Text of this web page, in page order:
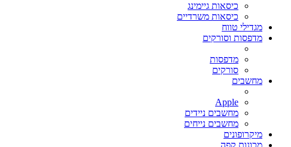
כיסאות גיימינג
כיסאות משרדיים
מגדילי טווח
מדפסות וסורקים
מדפסות
סורקים
מחשבים
Apple
מחשבים ניידים
מחשבים נייחים
מיקרופונים
מכונות קפה